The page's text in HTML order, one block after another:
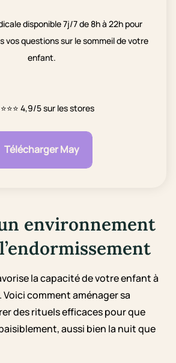
disponible 7j/7 de 8h à 22h pour
vos questions sur le sommeil de votre
enfant.
4,9/5 sur les stores
Télécharger May
environnement
la capacité de votre enfant à
comment aménager sa
des rituels efficaces pour que
aussi bien la nuit que